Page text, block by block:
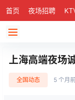
首页 夜场招聘
上海高端夜场
全国动态 5 个月